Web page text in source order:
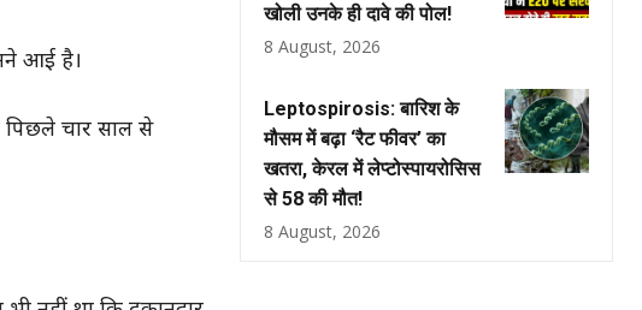
आई है।
पिछले चार साल से
खोली उनके ही दावे की पोल!
8 August, 2026
Leptospirosis: बारिश के
मौसम में बढ़ा ‘रैट फीवर’ का
खतरा, केरल में लेप्टोस्पायरोसिस
से 58 की मौत!
8 August, 2026